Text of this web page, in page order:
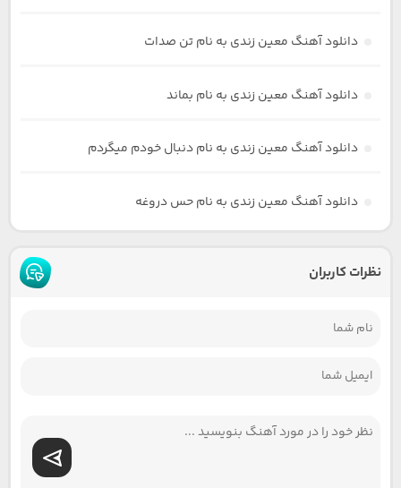
دانلود آهنگ معین زندی به نام تن صدات
دانلود آهنگ معین زندی به نام بماند
دانلود آهنگ معین زندی به نام دنبال خودم میگردم
دانلود آهنگ معین زندی به نام حس دروغه
نظرات کاربران